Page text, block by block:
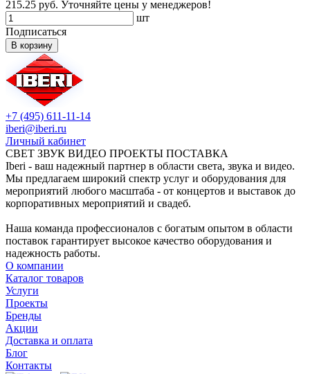
215.25 руб. Уточняйте цены у менеджеров!
шт
Подписаться
В корзину
+7 (495) 611-11-14
iberi@iberi.ru
Личный кабинет
СВЕТ ЗВУК ВИДЕО ПРОЕКТЫ ПОСТАВКА
Iberi - ваш надежный партнер в области света, звука и видео.
Мы предлагаем широкий спектр услуг и оборудования для
мероприятий любого масштаба - от концертов и выставок до
корпоративных мероприятий и свадеб.
Наша команда профессионалов с богатым опытом в области
поставок гарантирует высокое качество оборудования и
надежность работы.
О компании
Каталог товаров
Услуги
Проекты
Бренды
Акции
Доставка и оплата
Блог
Контакты